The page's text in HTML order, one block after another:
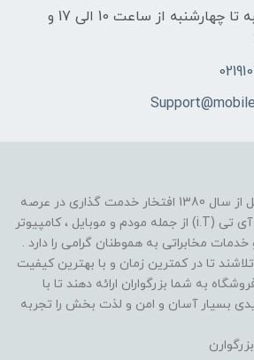
زمان پاسخگویی از شنبه تا چهارشنبه از ساعت 10 الی 17 و
فروشگاه موبایل آی تی تل از سال 1380 افتخار خدمت گذاری در عرصه
تولید و توزیع محصولات آی تی (i.T) از جمله مودم و موبایل ، کامپیوتر
خدمات مخابراتی به هموطنان گرامی را دارد .
تا در کمترین زمان و با بهترین کیفیت
به شما بزرگواران ارائه دهند تا با
بسیار آسان و امن و لذت بخش را تجربه